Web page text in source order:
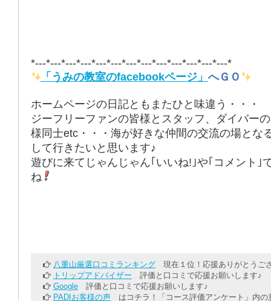
*---*---*---*---*---*---*---*---*---*---*---*---*---*
「うみの教室のfacebookページ」 へＧＯ
ホームページの日記ともまたひと味違う・・・
ジーフリーファンの皆様とスタッフ、ダイバー
様同士etc・・・海が好きな仲間の交流の場とな
して行きたいと思います♪
遊びに来てじゃんじゃん｢いいね!｣や｢コメント｣
ね
八重山厳選口コミランキング 現在１位！応援ありがとうご
トリップアドバイザー 評価と口コミで応援お願いします♪
Google 評価と口コミで応援お願いします♪
PADIお客様の声 はコチラ！「コース評価アンケート」内の